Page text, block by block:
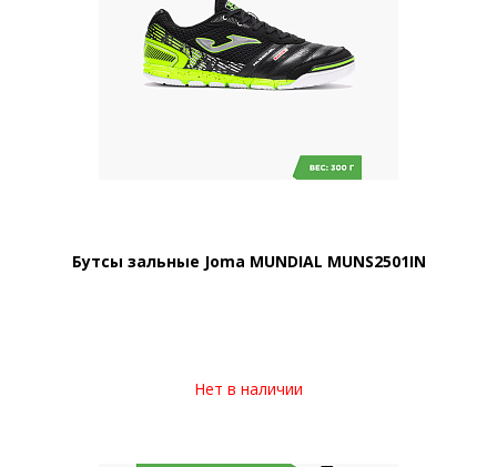
Бутсы зальные Joma MUNDIAL MUNS2501IN
Нет в наличии